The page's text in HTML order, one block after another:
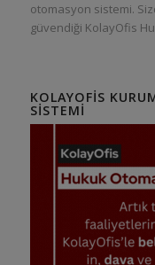
otomasyon sistemi.
güvendiği KolayOfis
KOLAYOFIS
SISTEMI